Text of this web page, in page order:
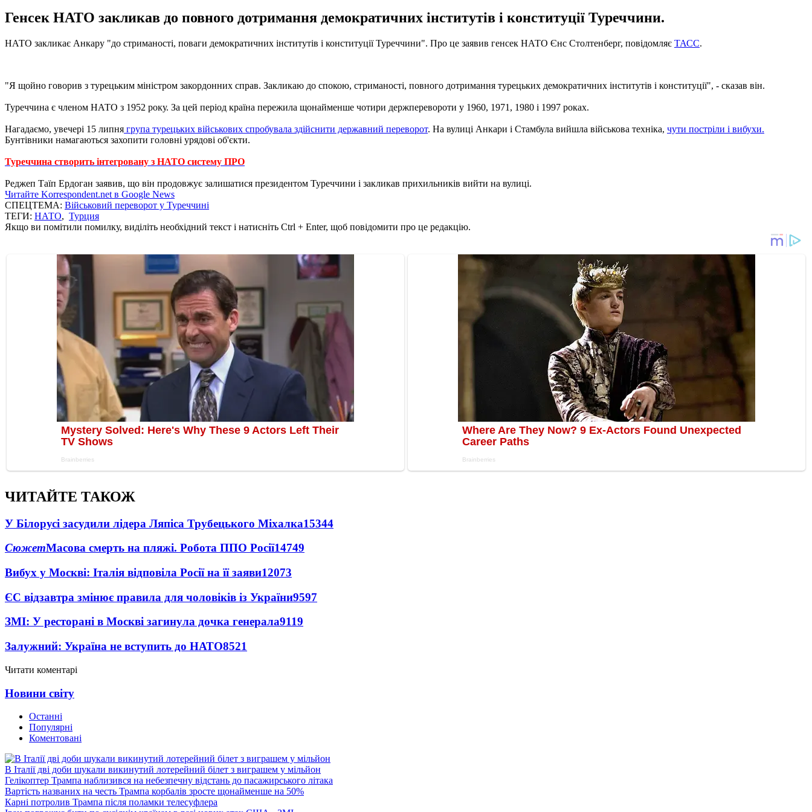
Генсек НАТО закликав до повного дотримання демократичних інститутів і конституції Туреччини.
НАТО закликає Анкару "до стриманості, поваги демократичних інститутів і конституції Туреччини". Про це заявив генсек НАТО Єнс Столтенберг, повідомляє ТАСС.
"Я щойно говорив з турецьким міністром закордонних справ. Закликаю до спокою, стриманості, повного дотримання турецьких демократичних інститутів і конституції", - сказав він.
Туреччина є членом НАТО з 1952 року. За цей період країна пережила щонайменше чотири держперевороти у 1960, 1971, 1980 і 1997 роках.
Нагадаємо, увечері 15 липня група турецьких військових спробувала здійснити державний переворот. На вулиці Анкари і Стамбула вийшла військова техніка, чути постріли і вибухи.
Бунтівники намагаються захопити головні урядові об'єкти.
Туреччина створить інтегровану з НАТО систему ПРО
Реджеп Таїп Ердоган заявив, що він продовжує залишатися президентом Туреччини і закликав прихильників вийти на вулиці.
Читайте Korrespondent.net в Google News
СПЕЦТЕМА: Військовий переворот у Туреччині
ТЕГИ: НАТО, Турция
Якщо ви помітили помилку, виділіть необхідний текст і натисніть Ctrl + Enter, щоб повідомити про це редакцію.
ЧИТАЙТЕ ТАКОЖ
У Білорусі засудили лідера Ляпіса Трубецького Міхалка15344
СюжетМасова смерть на пляжі. Робота ППО Росії14749
Вибух у Москві: Італія відповіла Росії на її заяви12073
ЄС відзавтра змінює правила для чоловіків із України9597
ЗМІ: У ресторані в Москві загинула дочка генерала9119
Залужний: Україна не вступить до НАТО8521
Читати коментарі
Новини світу
Останні
Популярні
Коментовані
В Італії дві доби шукали викинутий лотерейний білет з виграшем у мільйон
Гелікоптер Трампа наблизився на небезпечну відстань до пасажирського літака
Вартість названих на честь Трампа корбалів зросте щонайменше на 50%
Карні потролив Трампа після поламки телесуфлера